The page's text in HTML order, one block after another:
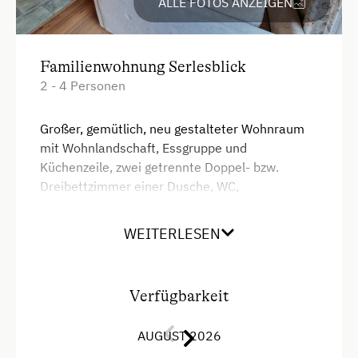
Übernachtung mit Frühstück
Service
Zeitungsservice
Freizeitaktivitäten am Betrieb und in der
Almwandern
Familienwohnung Serlesblick
2 - 4 Personen
Großer, gemütlich, neu gestalteter Wohnraum
mit Wohnlandschaft, Essgruppe und
Küchenzeile, zwei getrennte Doppel- bzw.
Dreibettzimmer einer Dusche, WC,
"Fulpmes" unserem Spielplatz- und
WEITERLESEN
Verfügbarkeit
AUGUST 2026